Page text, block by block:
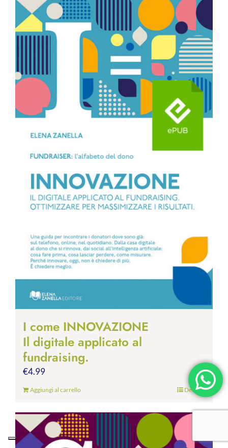
I come INNOVAZIONE
Il digitale applicato al
fundraising.
€4.99
Aggiungi al carrello Dettagli